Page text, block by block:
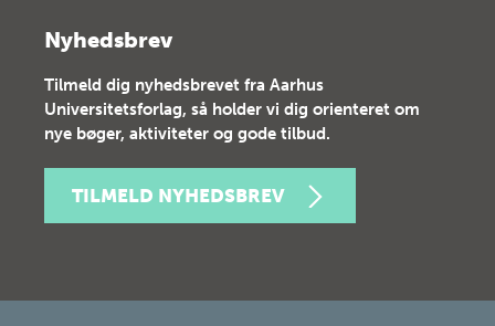
Nyhedsbrev
Tilmeld dig nyhedsbrevet fra Aarhus
Universitetsforlag, så holder vi dig orienteret om
nye bøger, aktiviteter og gode tilbud.
TILMELD NYHEDSBREV